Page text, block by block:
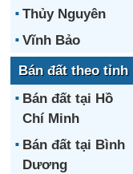
Thủy Nguyên
Vĩnh Bảo
Bán đất theo tỉnh
Bán đất tại Hồ
Chí Minh
Bán đất tại Bình
Dương